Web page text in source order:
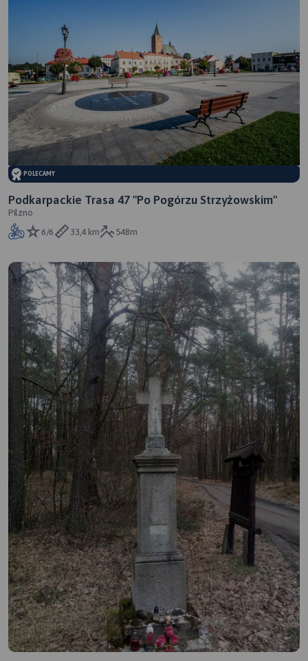
POLECAMY
Podkarpackie Trasa 47 "Po Pogórzu Strzyżowskim"
Pilzno
6/6
33,4 km 548m